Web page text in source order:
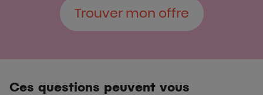
Trouver mon offre
Ces questions peuvent vous